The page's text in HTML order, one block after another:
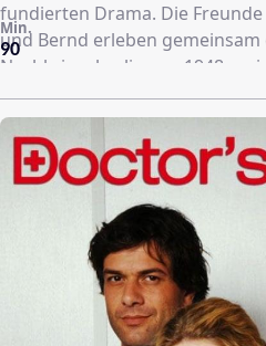
fundierten Drama. Die Freunde Kurt, Lotte, Jakob, Silke
und Bernd erleben gemeinsam
Nachkriegsberlin von 1948:
und Schwarzmarkt,
der ersten Liebe. Dreizehn
Flüchtlingsströme nach
sie an ihrer Freundschaft
Entfremdung wird immer
Bandenmitglieder verlieren
nach dem Mauerfall 1989
schließlich wieder zusammen
Frage stellen, ob sie ihr
uns trennen, nicht mal der
90
Min.